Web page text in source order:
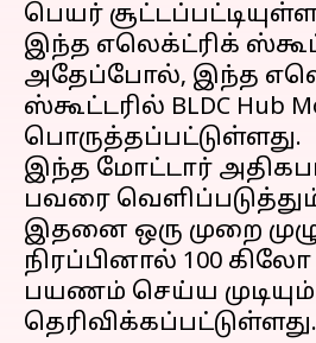
பெயர்
இந்த எலெக்ட்ரிக்
அதேப்போல், இந்த
ஸ்கூட்டரில் BLDC Hub
பொருத்தப்பட்டுள்ளது.
இந்த மோட்டார்
பவரை
இதனை ஒரு முறை
நிரப்பினால் 100
பயணம் செய்ய